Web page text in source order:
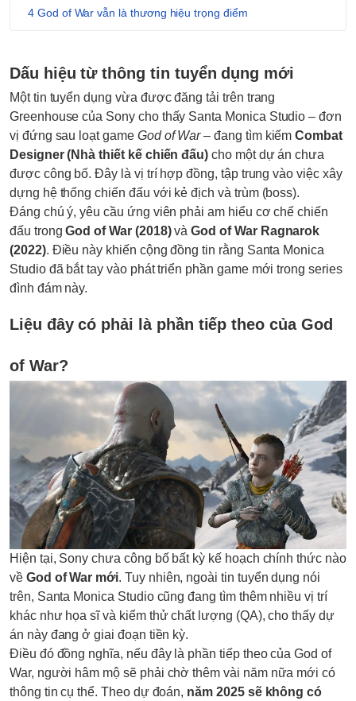
God of War vẫn là thương hiệu trọng điểm
Dấu hiệu từ thông tin tuyển dụng mới
Một tin tuyển dụng vừa được đăng tải trên trang
Greenhouse của Sony cho thấy Santa Monica Studio – đơn
vị đứng sau loạt game God of War– đang tìm kiếmCombat
Designer (Nhà thiết kế chiến đấu) cho một dự án chưa
được công bố. Đây là vị trí hợp đồng, tập trung vào việc xây
dựng hệ thống chiến đấu với kẻ địch và trùm (boss).
Đáng chú ý, yêu cầu ứng viên phải am hiểu cơ chế chiến
đấu trongGod of War (2018)vàGod of War Ragnarok
(2022). Điều này khiến cộng đồng tin rằng Santa Monica
Studio đã bắt tay vào phát triển phần game mới trong series
đình đám này.
Liệu đây có phải là phần tiếp theo của God
of War?
Hiện tại, Sony chưa công bố bất kỳ kế hoạch chính thức nào
về God of War mới. Tuy nhiên, ngoài tin tuyển dụng nói
trên, Santa Monica Studio cũng đang tìm thêm nhiều vị trí
khác như họa sĩ và kiểm thử chất lượng (QA), cho thấy dự
án này đang ở giai đoạn tiền kỳ.
Điều đó đồng nghĩa, nếu đây là phần tiếp theo của God of
War, người hâm mộ sẽ phải chờ thêm vài năm nữa mới có
thông tin cụ thể. Theo dự đoán, năm 2025 sẽ không có